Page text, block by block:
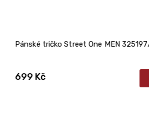
Pánské tričko Street One MEN
699 Kč